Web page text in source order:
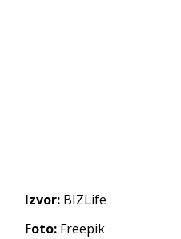
Izvor: BIZLife
Foto: Freepik